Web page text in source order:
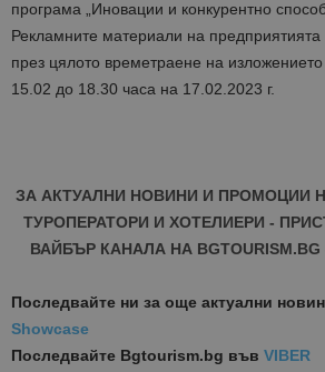
програма „Иновации и конкурентно
Рекламните материали на
през цялото времетраене на
15.02 до 18.30 часа на 17.02.2023 г.
ЗА АКТУАЛНИ НОВИНИ И ПРОМОЦИИ
ТУРОПЕРАТОРИ И ХОТЕЛИЕРИ -
ВАЙБЪР КАНАЛА НА BGTOURISM.BG
Последвайте ни за още актуални
Showcase
Последвайте Bgtourism.bg във VIBER